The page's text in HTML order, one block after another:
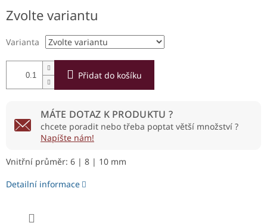
cena:
Zvolte variantu
Varianta
Přidat do košíku
MÁTE DOTAZ K PRODUKTU ?
chcete poradit nebo třeba poptat větší množství ?
Napíšte nám!
Vnitřní průměr: 6 | 8 | 10 mm
Detailní informace